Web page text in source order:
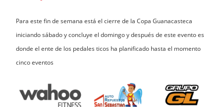
Para este fin de semana está el cierre de la Copa Guanacasteca
iniciando sábado y concluye el domingo y después de este evento es
donde el ente de los pedales ticos ha planificado hasta el momento
cinco eventos